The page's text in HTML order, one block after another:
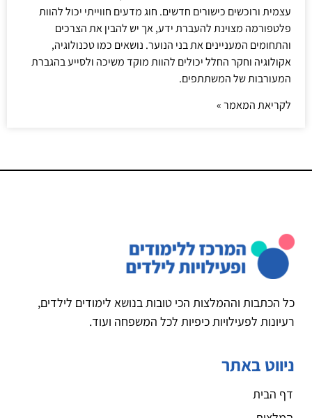
עצמית ורוכשים כישורים חדשים. חוג מדעים חווייתי יכול להוות
פלטפורמה מצוינת להעברת ידע, אך יש להבין את הצרכים
והתחומים המעניינים את בני הנוער. נושאים כמו טכנולוגיה,
אקולוגיה וחקר החלל יכולים להוות מוקד משיכה ולסייע בהגברת
המעורבות של המשתתפים.
לקריאת המאמר »
כל הכתבות וההמלצות הכי טובות בנושא לימודים לילדים,
רעיונות לפעילויות כיפיות לכל המשפחה ועוד.
ניווט באתר
דף הבית